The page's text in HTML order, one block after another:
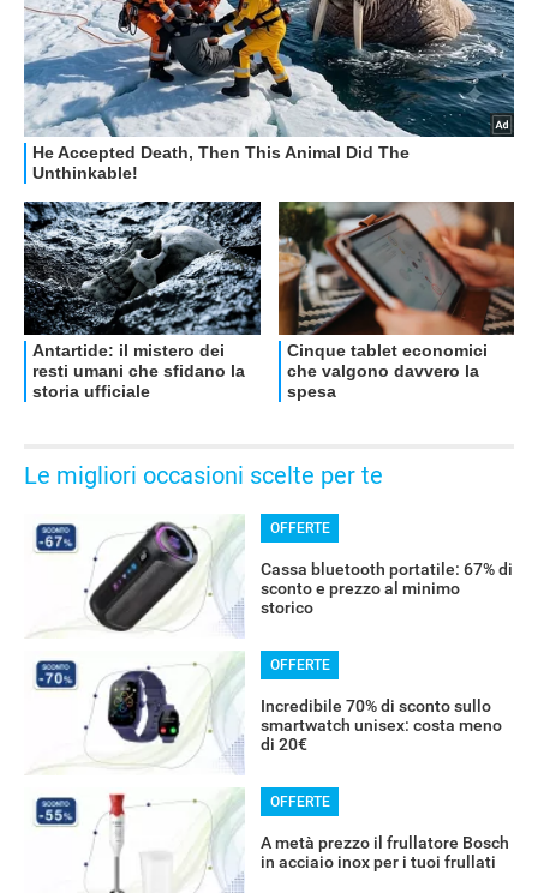
Le migliori occasioni scelte per te
OFFERTE
Cassa bluetooth portatile: 67% di
sconto e prezzo al minimo
storico
OFFERTE
Incredibile 70% di sconto sullo
smartwatch unisex: costa meno
di 20€
OFFERTE
A metà prezzo il frullatore Bosch
in acciaio inox per i tuoi frullati